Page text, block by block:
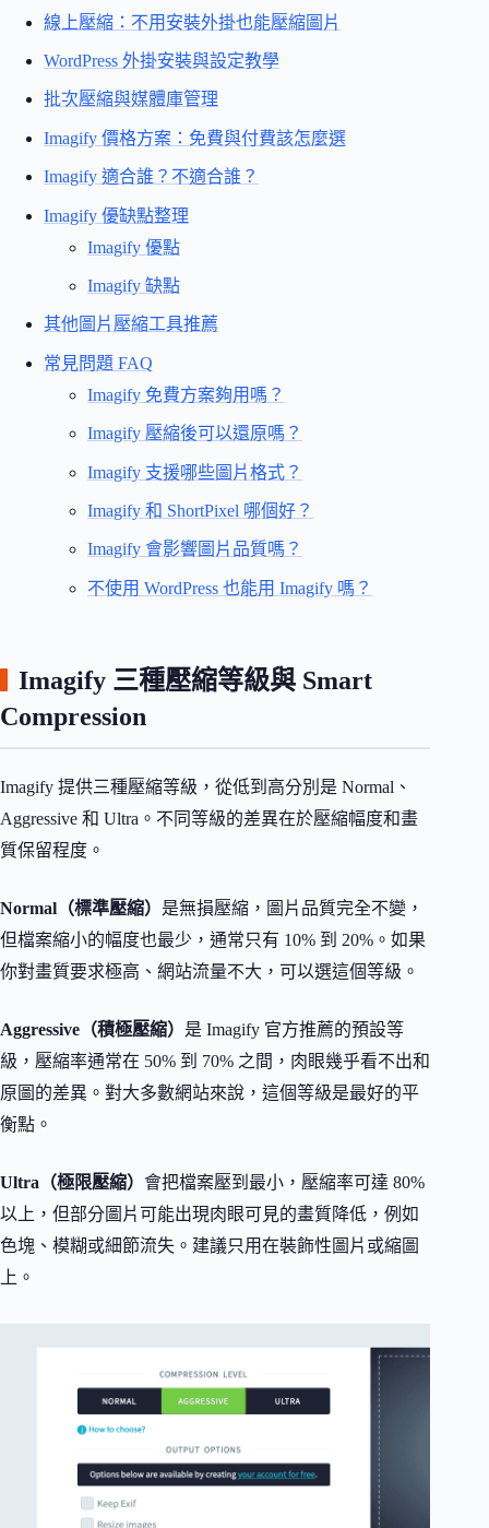
線上壓縮：不用安裝外掛也能壓縮圖片
WordPress 外掛安裝與設定教學
批次壓縮與媒體庫管理
Imagify 價格方案：免費與付費該怎麼選
Imagify 適合誰？不適合誰？
Imagify 優缺點整理
Imagify 優點
Imagify 缺點
其他圖片壓縮工具推薦
常見問題 FAQ
Imagify 免費方案夠用嗎？
Imagify 壓縮後可以還原嗎？
Imagify 支援哪些圖片格式？
Imagify 和 ShortPixel 哪個好？
Imagify 會影響圖片品質嗎？
不使用 WordPress 也能用 Imagify 嗎？
Imagify 三種壓縮等級與 Smart
Compression
Imagify 提供三種壓縮等級，從低到高分別是 Normal、
Aggressive 和 Ultra。不同等級的差異在於壓縮幅度和畫
質保留程度。
Normal（標準壓縮） 是無損壓縮，圖片品質完全不變，
但檔案縮小的幅度也最少，通常只有 10% 到 20%。如果
你對畫質要求極高、網站流量不大，可以選這個等級。
Aggressive（積極壓縮） 是 Imagify 官方推薦的預設等
級，壓縮率通常在 50% 到 70% 之間，肉眼幾乎看不出和
原圖的差異。對大多數網站來說，這個等級是最好的平
衡點。
Ultra（極限壓縮） 會把檔案壓到最小，壓縮率可達 80%
以上，但部分圖片可能出現肉眼可見的畫質降低，例如
色塊、模糊或細節流失。建議只用在裝飾性圖片或縮圖
上。